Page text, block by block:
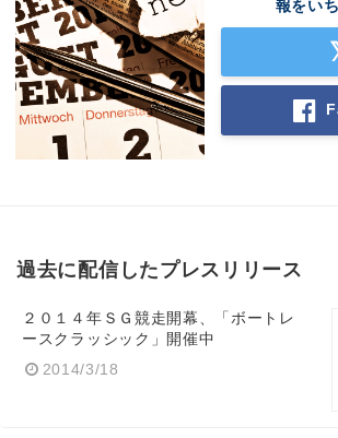
報をい
過去に配信したプレスリリース
２０１４年ＳＧ競走開幕、「ボートレ
ースクラッシック」開催中
2014/3/18